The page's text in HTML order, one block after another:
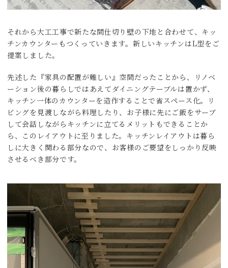
それから大工工事で新たな間仕切り壁の下地と合わせて、キッ
チンカウンターもつくっていきます。新しいキッチンはL型をご
提案しました。
先述した『家具の配置が難しい』空間だったことから、リノベ
ーション後の暮らしではあえてダイニングテーブルは置かず、
キッチン一体のカウンターを造作することで省スペース化。リ
ビングを見渡しながら料理したり、お子様に先にご飯をサーブ
して会話しながらキッチンに立てるメリットもできることか
ら、このレイアウトに至りました。キッチンレイアウトは暮ら
しに大きく関わる部分なので、お客様のご要望をしっかり反映
させるべき部分です。